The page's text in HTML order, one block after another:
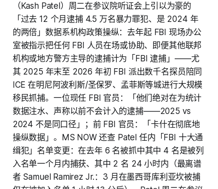
（Kash Patel）周二在参议院听证会上引以为豪的
「过去 12 个月逮捕 4.5 万名暴力罪犯、是 2024 年
的两倍」数据系机构政策操纵：去年起 FBI 现场办公
室被指示把任何 FBI 人员在场或协助、即便其他联邦
机构或地方警方主导的逮捕计为「FBI 逮捕」——尤
其 2025 年末至 2026 年初 FBI 派出数千名探员陪同
ICE 在明尼阿波利斯/圣保罗、孟菲斯等城进行大规模
移民抓捕。一位现任 FBI 官员：「他们绝对在为统计
数据注水、声称以前不会计入的逮捕——2025 vs
2024 不是同口径」；前 FBI 官员：「卡什在彻底地
操纵数据」。MS NOW 还查 Patel 任内「FBI 十大通
缉犯」名单变更：在去年 6 名被抓中其中 4 名是被列
入名单一个月内捕获、其中 2 名 24 小时内（最离谱
者 Samuel Ramirez Jr.：3 月在墨西哥库利亚坎被捕